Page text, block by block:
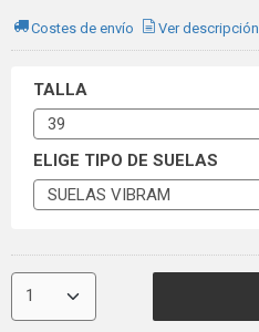
Costes de envío Ver descripción
TALLA
ELIGE TIPO DE SUELAS